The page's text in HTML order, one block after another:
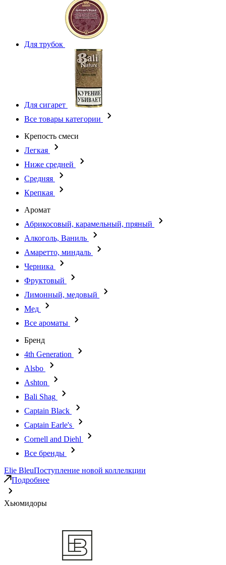
Для трубок
Для сигарет
Все товары категории
Крепость смеси
Легкая
Ниже средней
Средняя
Крепкая
Аромат
Абрикосовый, карамельный, пряный
Алкоголь, Ваниль
Амаретто, миндаль
Черника
Фруктовый
Лимонный, медовый
Мед
Все ароматы
Бренд
4th Generation
Alsbo
Ashton
Bali Shag
Captain Black
Captain Earle's
Cornell and Diehl
Все бренды
Elie BleuПоступление новой коллелкции
Подробнее
Хьюмидоры